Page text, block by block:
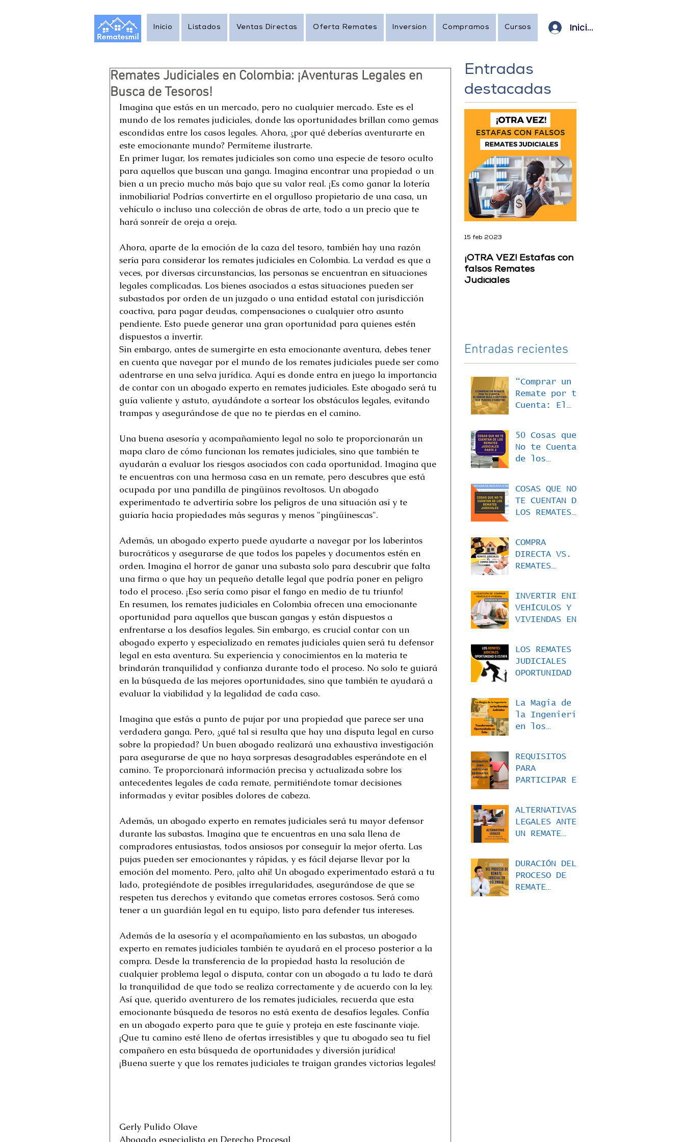
Inicio Listados Ventas Directas Oferta Remates Inversion Compramos Cursos Iniciar sesión
Remates Judiciales en Colombia: ¡Aventuras Legales en
Busca de Tesoros!
Imagina que estás en un mercado, pero no cualquier mercado. Este es el
mundo de los remates judiciales, donde las oportunidades brillan como gemas
escondidas entre los casos legales. Ahora, ¿por qué deberías aventurarte en
este emocionante mundo? Permíteme ilustrarte.
En primer lugar, los remates judiciales son como una especie de tesoro oculto
para aquellos que buscan una ganga. Imagina encontrar una propiedad o un
bien a un precio mucho más bajo que su valor real. ¡Es como ganar la lotería
inmobiliaria! Podrías convertirte en el orgulloso propietario de una casa, un
vehículo o incluso una colección de obras de arte, todo a un precio que te
hará sonreír de oreja a oreja.
Ahora, aparte de la emoción de la caza del tesoro, también hay una razón
sería para considerar los remates judiciales en Colombia. La verdad es que a
veces, por diversas circunstancias, las personas se encuentran en situaciones
legales complicadas. Los bienes asociados a estas situaciones pueden ser
subastados por orden de un juzgado o una entidad estatal con jurisdicción
coactiva, para pagar deudas, compensaciones o cualquier otro asunto
pendiente. Esto puede generar una gran oportunidad para quienes estén
dispuestos a invertir.
Sin embargo, antes de sumergirte en esta emocionante aventura, debes tener
en cuenta que navegar por el mundo de los remates judiciales puede ser como
adentrarse en una selva jurídica. Aquí es donde entra en juego la importancia
de contar con un abogado experto en remates judiciales. Este abogado será tu
guía valiente y astuto, ayudándote a sortear los obstáculos legales, evitando
trampas y asegurándose de que no te pierdas en el camino.
Una buena asesoría y acompañamiento legal no solo te proporcionarán un
mapa claro de cómo funcionan los remates judiciales, sino que también te
ayudarán a evaluar los riesgos asociados con cada oportunidad. Imagina que
te encuentras con una hermosa casa en un remate, pero descubres que está
ocupada por una pandilla de pingüinos revoltosos. Un abogado
experimentado te advertiría sobre los peligros de una situación así y te
guiaría hacia propiedades más seguras y menos "pingüinescas".
Además, un abogado experto puede ayudarte a navegar por los laberintos
burocráticos y asegurarse de que todos los papeles y documentos estén en
orden. Imagina el horror de ganar una subasta solo para descubrir que falta
una firma o que hay un pequeño detalle legal que podría poner en peligro
todo el proceso. ¡Eso sería como pisar el fango en medio de tu triunfo!
En resumen, los remates judiciales en Colombia ofrecen una emocionante
oportunidad para aquellos que buscan gangas y están dispuestos a
enfrentarse a los desafíos legales. Sin embargo, es crucial contar con un
abogado experto y especializado en remates judiciales quien será tu defensor
legal en esta aventura. Su experiencia y conocimientos en la materia te
brindarán tranquilidad y confianza durante todo el proceso. No solo te guiará
en la búsqueda de las mejores oportunidades, sino que también te ayudará a
evaluar la viabilidad y la legalidad de cada caso.
Imagina que estás a punto de pujar por una propiedad que parece ser una
verdadera ganga. Pero, ¿qué tal si resulta que hay una disputa legal en curso
sobre la propiedad? Un buen abogado realizará una exhaustiva investigación
para asegurarse de que no haya sorpresas desagradables esperándote en el
camino. Te proporcionará información precisa y actualizada sobre los
antecedentes legales de cada remate, permitiéndote tomar decisiones
informadas y evitar posibles dolores de cabeza.
Además, un abogado experto en remates judiciales será tu mayor defensor
durante las subastas. Imagina que te encuentras en una sala llena de
compradores entusiastas, todos ansiosos por conseguir la mejor oferta. Las
pujas pueden ser emocionantes y rápidas, y es fácil dejarse llevar por la
emoción del momento. Pero, ¡alto ahí! Un abogado experimentado estará a tu
lado, protegiéndote de posibles irregularidades, asegurándose de que se
respeten tus derechos y evitando que cometas errores costosos. Será como
tener a un guardián legal en tu equipo, listo para defender tus intereses.
Además de la asesoría y el acompañamiento en las subastas, un abogado
experto en remates judiciales también te ayudará en el proceso posterior a la
compra. Desde la transferencia de la propiedad hasta la resolución de
cualquier problema legal o disputa, contar con un abogado a tu lado te dará
la tranquilidad de que todo se realiza correctamente y de acuerdo con la ley.
Así que, querido aventurero de los remates judiciales, recuerda que esta
emocionante búsqueda de tesoros no está exenta de desafíos legales. Confía
en un abogado experto para que te guíe y proteja en este fascinante viaje.
¡Que tu camino esté lleno de ofertas irresistibles y que tu abogado sea tu fiel
compañero en esta búsqueda de oportunidades y diversión jurídica!
¡Buena suerte y que los remates judiciales te traigan grandes victorias legales!
Gerly Pulido Olave
Abogado especialista en Derecho Procesal
Entradas
destacadas
¡OTRA VEZ! Estafas con
falsos Remates
Judiciales
15 feb 2023
Entradas recientes
“Comprar un
Remate por tu
Cuenta: El
Puedes
Cometer”
50 Cosas que
No te Cuentan
de los
La
Dificultad
para Acceder
Expedientes
COSAS QUE NO
TE CUENTAN DE
LOS REMATES
para Acceder
a los
listados de
COMPRA
DIRECTA VS.
REMATES
TE CONVIENE
MÁS?
INVERTIR ENI
VEHÍCULOS Y
VIVIENDAS EN
COLOMBIA
LOS REMATES
JUDICIALES
OPORTUNIDAD O
La Magia de
la Ingeniería
en los
Transformando
Oportunidades
en Éxito
REQUISITOS
PARA
PARTICIPAR EN
ALTERNATIVAS
LEGALES ANTE
UN REMATE
DURACIÓN DEL
PROCESO DE
REMATE